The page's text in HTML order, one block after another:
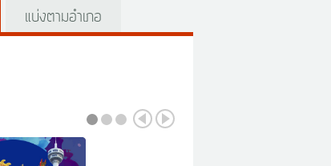
แบ่งตามอำเภอ